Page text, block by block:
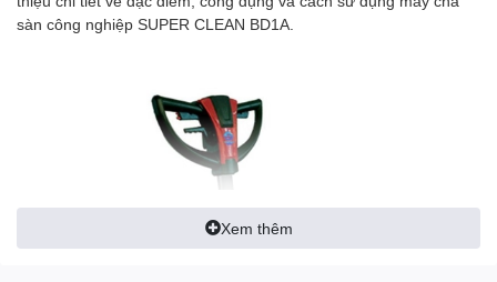
sàn công nghiệp SUPER CLEAN BD1A.
Xem thêm